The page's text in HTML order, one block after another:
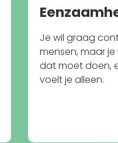
Je wil graag
mensen, maar
dat moet doen,
voelt je alleen.